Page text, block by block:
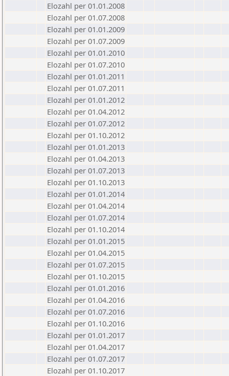
Elozahl per 01.01.2008
Elozahl per 01.07.2008
Elozahl per 01.01.2009
Elozahl per 01.07.2009
Elozahl per 01.01.2010
Elozahl per 01.07.2010
Elozahl per 01.01.2011
Elozahl per 01.07.2011
Elozahl per 01.01.2012
Elozahl per 01.04.2012
Elozahl per 01.07.2012
Elozahl per 01.10.2012
Elozahl per 01.01.2013
Elozahl per 01.04.2013
Elozahl per 01.07.2013
Elozahl per 01.10.2013
Elozahl per 01.01.2014
Elozahl per 01.04.2014
Elozahl per 01.07.2014
Elozahl per 01.10.2014
Elozahl per 01.01.2015
Elozahl per 01.04.2015
Elozahl per 01.07.2015
Elozahl per 01.10.2015
Elozahl per 01.01.2016
Elozahl per 01.04.2016
Elozahl per 01.07.2016
Elozahl per 01.10.2016
Elozahl per 01.01.2017
Elozahl per 01.04.2017
Elozahl per 01.07.2017
Elozahl per 01.10.2017